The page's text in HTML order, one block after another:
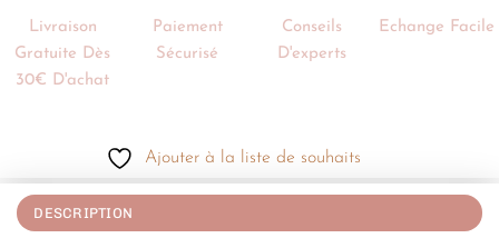
Livraison
Gratuite Dès
30€ D'achat
Paiement
Sécurisé
Conseils
D'experts
Echange Facile
Ajouter à la liste de souhaits
DESCRIPTION